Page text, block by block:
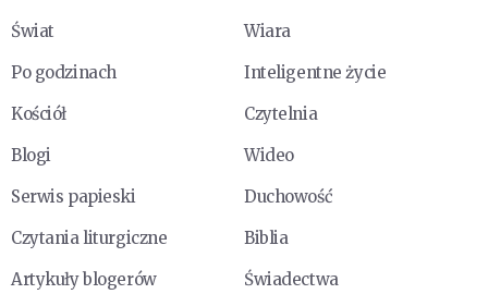
Świat
Wiara
Po godzinach
Inteligentne życie
Kościół
Czytelnia
Blogi
Wideo
Serwis papieski
Duchowość
Czytania liturgiczne
Biblia
Artykuły blogerów
Świadectwa